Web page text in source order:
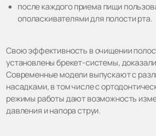
после каждого приема пищи
ополаскивателями для полости рта.
Свою эффективность в очищении
установлены брекет-системы,
Современные модели выпускают с
насадками, в том числе с
режимы работы дают возможность
давления и напора струи.